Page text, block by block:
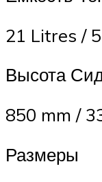
21 Litres /
Высота
850 mm /
Размеры